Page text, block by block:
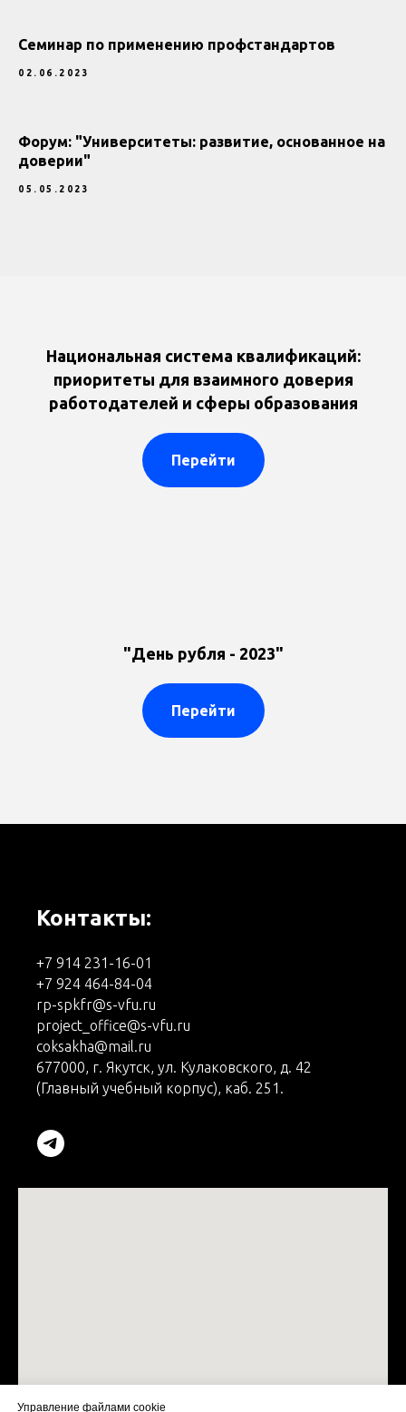
Семинар по применению профстандартов
02.06.2023
Форум: "Университеты: развитие, основанное на
доверии"
05.05.2023
Национальная система квалификаций:
приоритеты для взаимного доверия
работодателей и сферы образования
Перейти
"День рубля - 2023"
Перейти
Контакты:
+7 914 231-16-01
+7 924 464-84-04
rp-spkfr@s-vfu.ru
project_office@s-vfu.ru
coksakha@mail.ru
677000, г. Якутск, ул. Кулаковского, д. 42
(Главный учебный корпус), каб. 251.
Управление файлами cookie